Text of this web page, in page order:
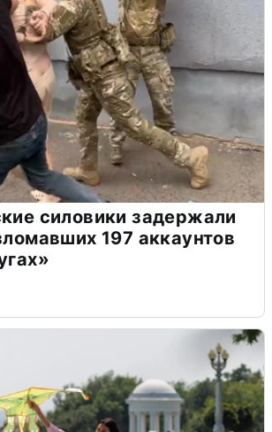
силовики задержали
197 аккаунтов